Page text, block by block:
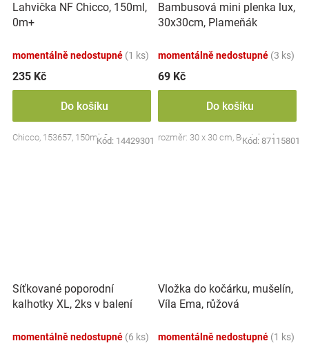
Lahvička NF Chicco, 150ml,
0m+
momentálně nedostupné (1 ks)
235 Kč
Do košíku
Chicco, 153657, 150ml, 0m+
Kód: 14429301
Bambusová mini plenka lux,
30x30cm, Plameňák
momentálně nedostupné (3 ks)
69 Kč
Do košíku
rozměr: 30 x 30 cm, Bocioland
Kód: 87115801
Síťkované poporodní
kalhotky XL, 2ks v balení
momentálně nedostupné (6 ks)
Vložka do kočárku, mušelín,
Víla Ema, růžová
momentálně nedostupné (1 ks)